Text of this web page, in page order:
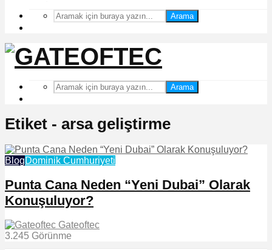
Arama
Arama
Etiket - arsa geliştirme
BlogDominik Cumhuriyeti
Punta Cana Neden “Yeni Dubai” Olarak
Konuşuluyor?
Gateoftec
3.245 Görünme